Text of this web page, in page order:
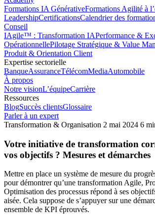
Formations IA GénérativeFormations Agilité à
LeadershipCertificationsCalendrier des
Conseil
IAgile™ : Transformation IAPerformance &
OpérationnellePilotage Stratégique & Value
Produit & Orientation Client
Expertise sectorielle
BanqueAssuranceTélécomMediaAutomobile
À propos
Notre visionL’équipeCarrière
Ressources
BlogSuccès clientsGlossaire
Parler à un expert
Transformation & Organisation 2 mai 2024 6
Votre initiative de transformation
vos objectifs ? Mesures et démarches
Mettre en place un système de mesure du
pour démontrer qu’une transformation Agile,
Optimisation des processus répond à ses
aisée. Cela suppose de s’appuyer sur une
ensemble de KPI éprouvés.